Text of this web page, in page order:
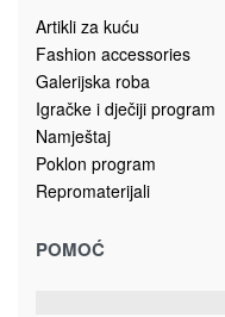
Artikli za kuću
Fashion accessories
Galerijska roba
Igračke i dječiji program
Namještaj
Poklon program
Repromaterijali
POMOĆ